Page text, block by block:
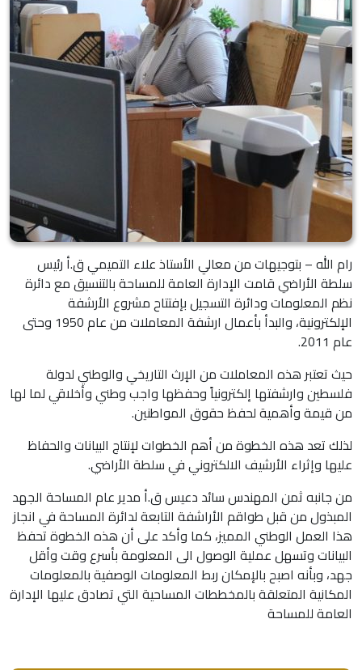
رام الله – بتوجيهات من معالي الأستاذ علاء التميمي ق.أ رئيس
سلطة الأراضي قامت الإدارة العامة للمساحة بالتنسيق مع دائرة
نظم المعلومات ودائرة التسجيل بإفتتاح مشروع الأرشفة
الإلكترونية، والبدأ بأعمال ارشفة المعاملات من عام 1950 وحتى
عام 2011.
حيث تعتبر هذه المعاملات من الإرث التاريخي والوطني لدولة
فلسطين وارشفتها إلكترونياً وحفظها واجب وطني وأخلاقي لما لها
من قيمة وأهمية لحفظ حقوق المواطنين.
لذلك تعد هذه الخطوة من أهم الخطوات لإنتاج البيانات والحفاظ
عليها وإثراء الأرشيف الالكتروني في سلطة الأراضي.
من جانبه ثمن المهندس سائد دعيس ق.أ مدير عام المساحة الجهد
المبذول من قبل طواقم الأراشفة التابعة لدائرة المساحة في انجاز
هذا العمل الوطني المميز، كما وأكد على أن هذه الخطوة تحفظ
البيانات وتسهل عملية الوصول الى المعلومة بأسرع وقت وأقل
جهد، وبأنه اصبح بالإمكان ربط المعلومات الوصفية بالمعلومات
المكانية المتعلقة بالمخططات المساحية التي تصادق عليها الإدارة
العامة للمساحة